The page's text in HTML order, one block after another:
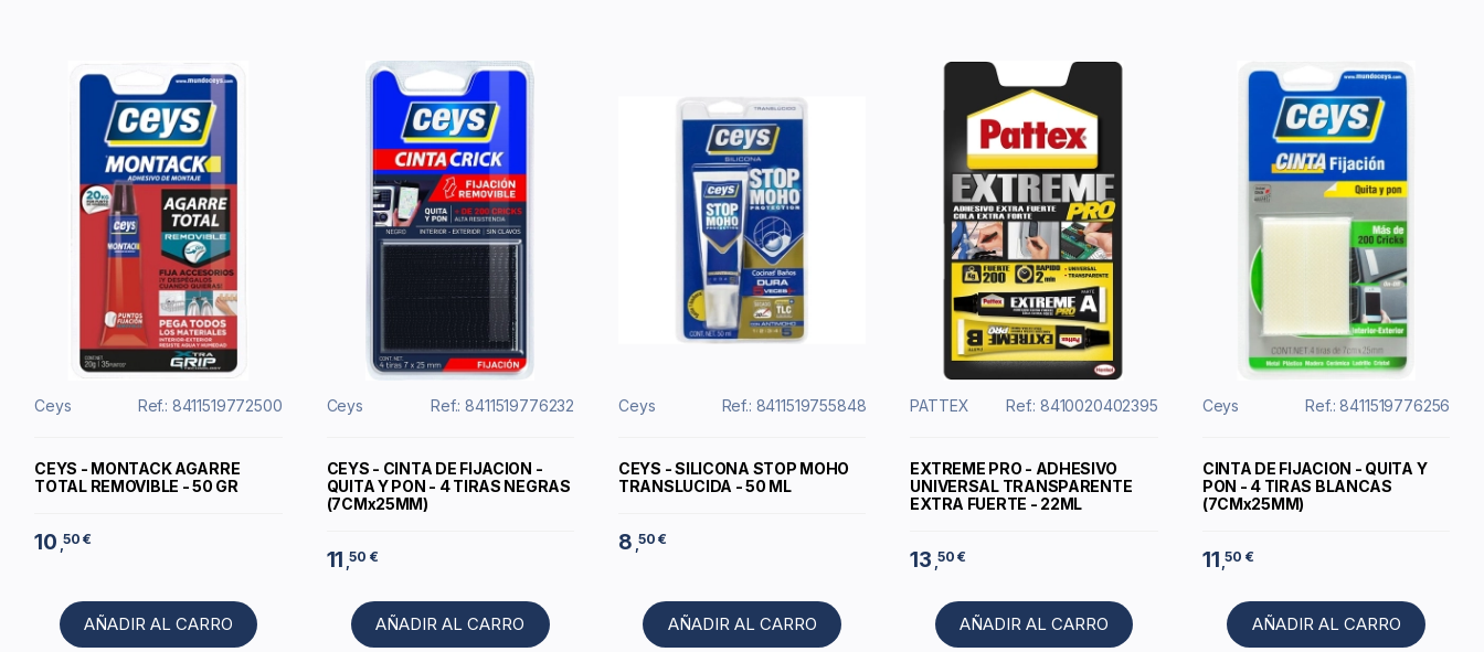
Ceys Ref.: 8411519772500
CEYS - MONTACK AGARRE
TOTAL REMOVIBLE - 50 GR
10 ,50 €
AÑADIR AL CARRO
Ceys Ref.: 8411519776232
CEYS - CINTA DE FIJACION -
QUITA Y PON - 4 TIRAS NEGRAS
(7CMx25MM)
11 ,50 €
AÑADIR AL CARRO
Ceys Ref.: 8411519755848
CEYS - SILICONA STOP MOHO
TRANSLUCIDA - 50 ML
8 ,50 €
AÑADIR AL CARRO
PATTEX Ref.: 8410020402395
EXTREME PRO - ADHESIVO
UNIVERSAL TRANSPARENTE
EXTRA FUERTE - 22ML
13 ,50 €
AÑADIR AL CARRO
Ceys Ref.: 8411519776256
CINTA DE FIJACION - QUITA Y
PON - 4 TIRAS BLANCAS
(7CMx25MM)
11 ,50 €
AÑADIR AL CARRO